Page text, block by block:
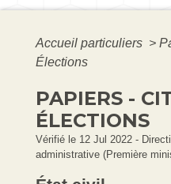
Accueil particuliers >
Élections
PAPIERS -
ÉLECTIONS
Vérifié le 12 Jul 2022 -
administrative (Première